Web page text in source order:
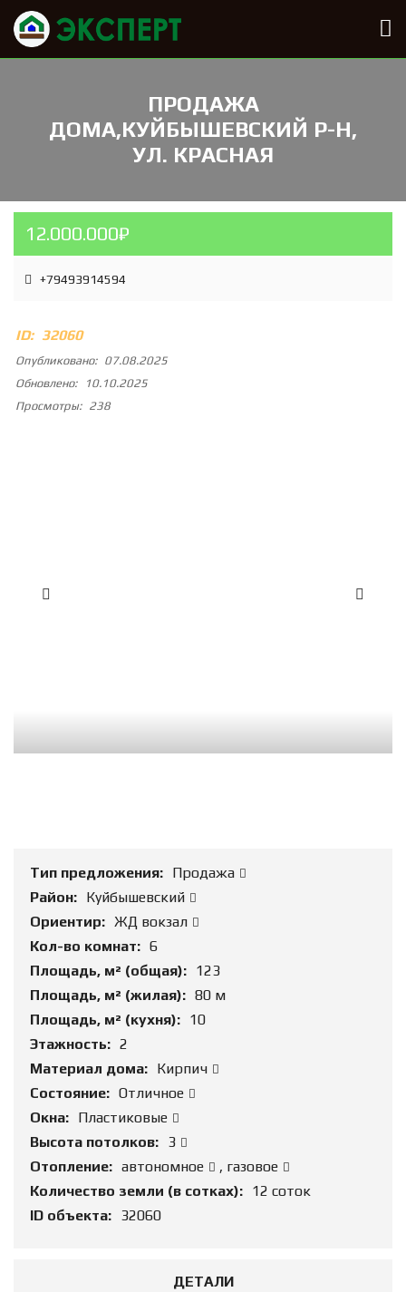
ПРОДАЖА
ДОМА,КУЙБЫШЕВСКИЙ Р-Н,
УЛ. КРАСНАЯ
12.000.000₽
+79493914594
ID: 32060
Опубликовано: 07.08.2025
Обновлено:
10.10.2025
Просмотры: 238
Тип предложения: Продажа
Район: Куйбышевский
Ориентир: ЖД вокзал
Кол-во комнат: 6
Площадь, м² (общая): 123
Площадь, м² (жилая): 80 м
Площадь, м² (кухня): 10
Этажность: 2
Материал дома: Кирпич
Состояние: Отличное
Окна: Пластиковые
Высота потолков: 3
Отопление: автономное , газовое
Количество земли (в сотках): 12 соток
ID объекта: 32060
ДЕТАЛИ